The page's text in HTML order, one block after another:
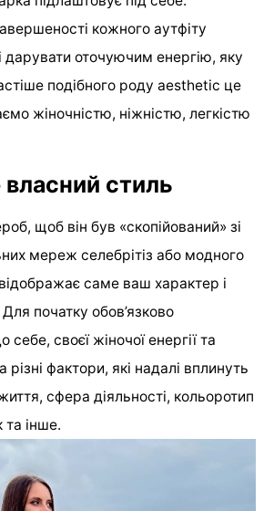
кожного аутфіту
дарувати оточуючим енергію, яку
подібного роду aesthetic це
жіночністю, ніжністю, легкістю
стиль
щоб він був «скопійований» зі
мереж селебрітіз або модного
саме ваш характер і
Для початку обов’язково
себе, своєї жіночої енергії та
різні фактори, які надалі вплинуть
сфера діяльності, кольоротип
та інше.